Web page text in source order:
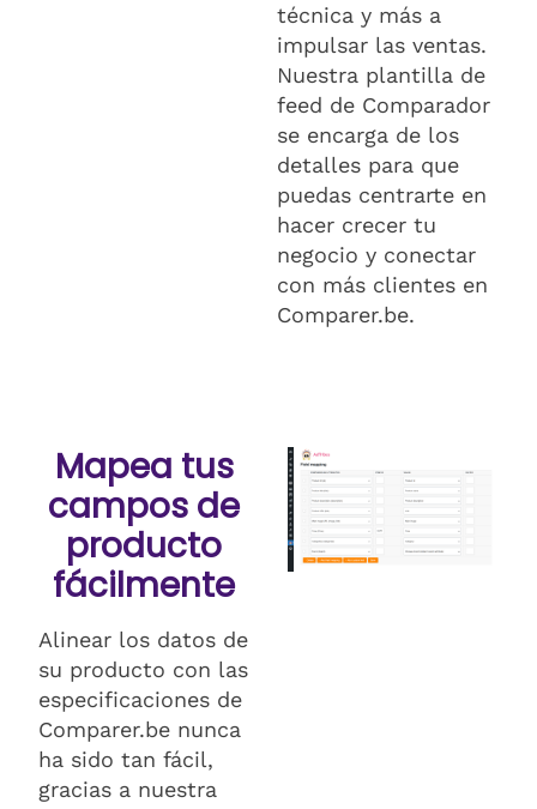
técnica y más a
impulsar las ventas.
Nuestra plantilla de
feed de Comparador
se encarga de los
detalles para que
puedas centrarte en
hacer crecer tu
negocio y conectar
con más clientes en
Comparer.be.
Mapea tus
campos de
producto
fácilmente
Alinear los datos de
su producto con las
especificaciones de
Comparer.be nunca
ha sido tan fácil,
gracias a nuestra